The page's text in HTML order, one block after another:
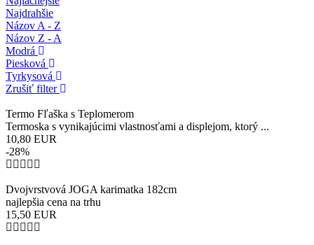
Najdrahšie
Názov A - Z
Názov Z - A
Modrá
Piesková
Tyrkysová
Zrušiť filter
Termo Fľaška s Teplomerom
Termoska s vynikajúcimi vlastnosťami a displejom, ktorý ...
10,80 EUR
-28%
Dvojvrstvová JOGA karimatka 182cm
najlepšia cena na trhu
15,50 EUR